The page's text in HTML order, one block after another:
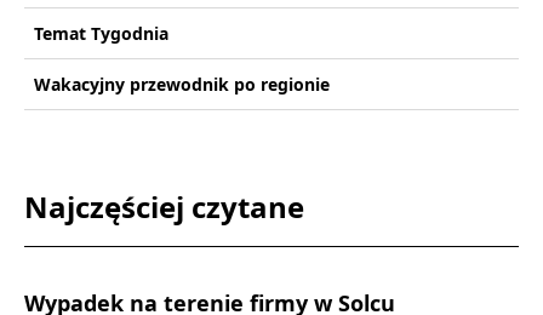
Temat Tygodnia
Wakacyjny przewodnik po regionie
Najczęściej czytane
Wypadek na terenie firmy w Solcu